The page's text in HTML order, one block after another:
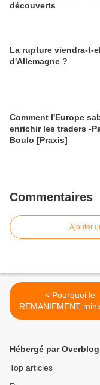
découverts
La rupture viendra-t-
d'Allemagne ?
Comment l'Europe
enrichir les traders -
Boulo [Praxis]
Commentaires
Ajouter
< Pourquoi le
REMANIEMENT
tarde-t-il tant ?
Hébergé par Overblog
Top articles